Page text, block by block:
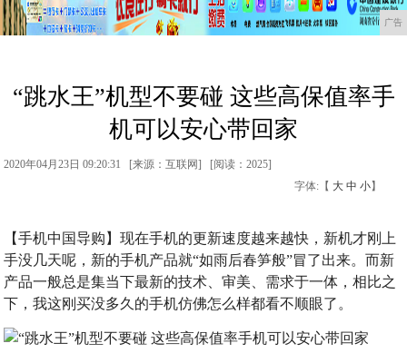
广告
“跳水王”机型不要碰 这些高保值率手
机可以安心带回家
2020年04月23日 09:20:31 [来源：互联网] [阅读：2025]
字体:【 大 中 小】
【手机中国导购】现在手机的更新速度越来越快，新机才刚上
手没几天呢，新的手机产品就“如雨后春笋般”冒了出来。而新
产品一般总是集当下最新的技术、审美、需求于一体，相比之
下，我这刚买没多久的手机仿佛怎么样都看不顺眼了。